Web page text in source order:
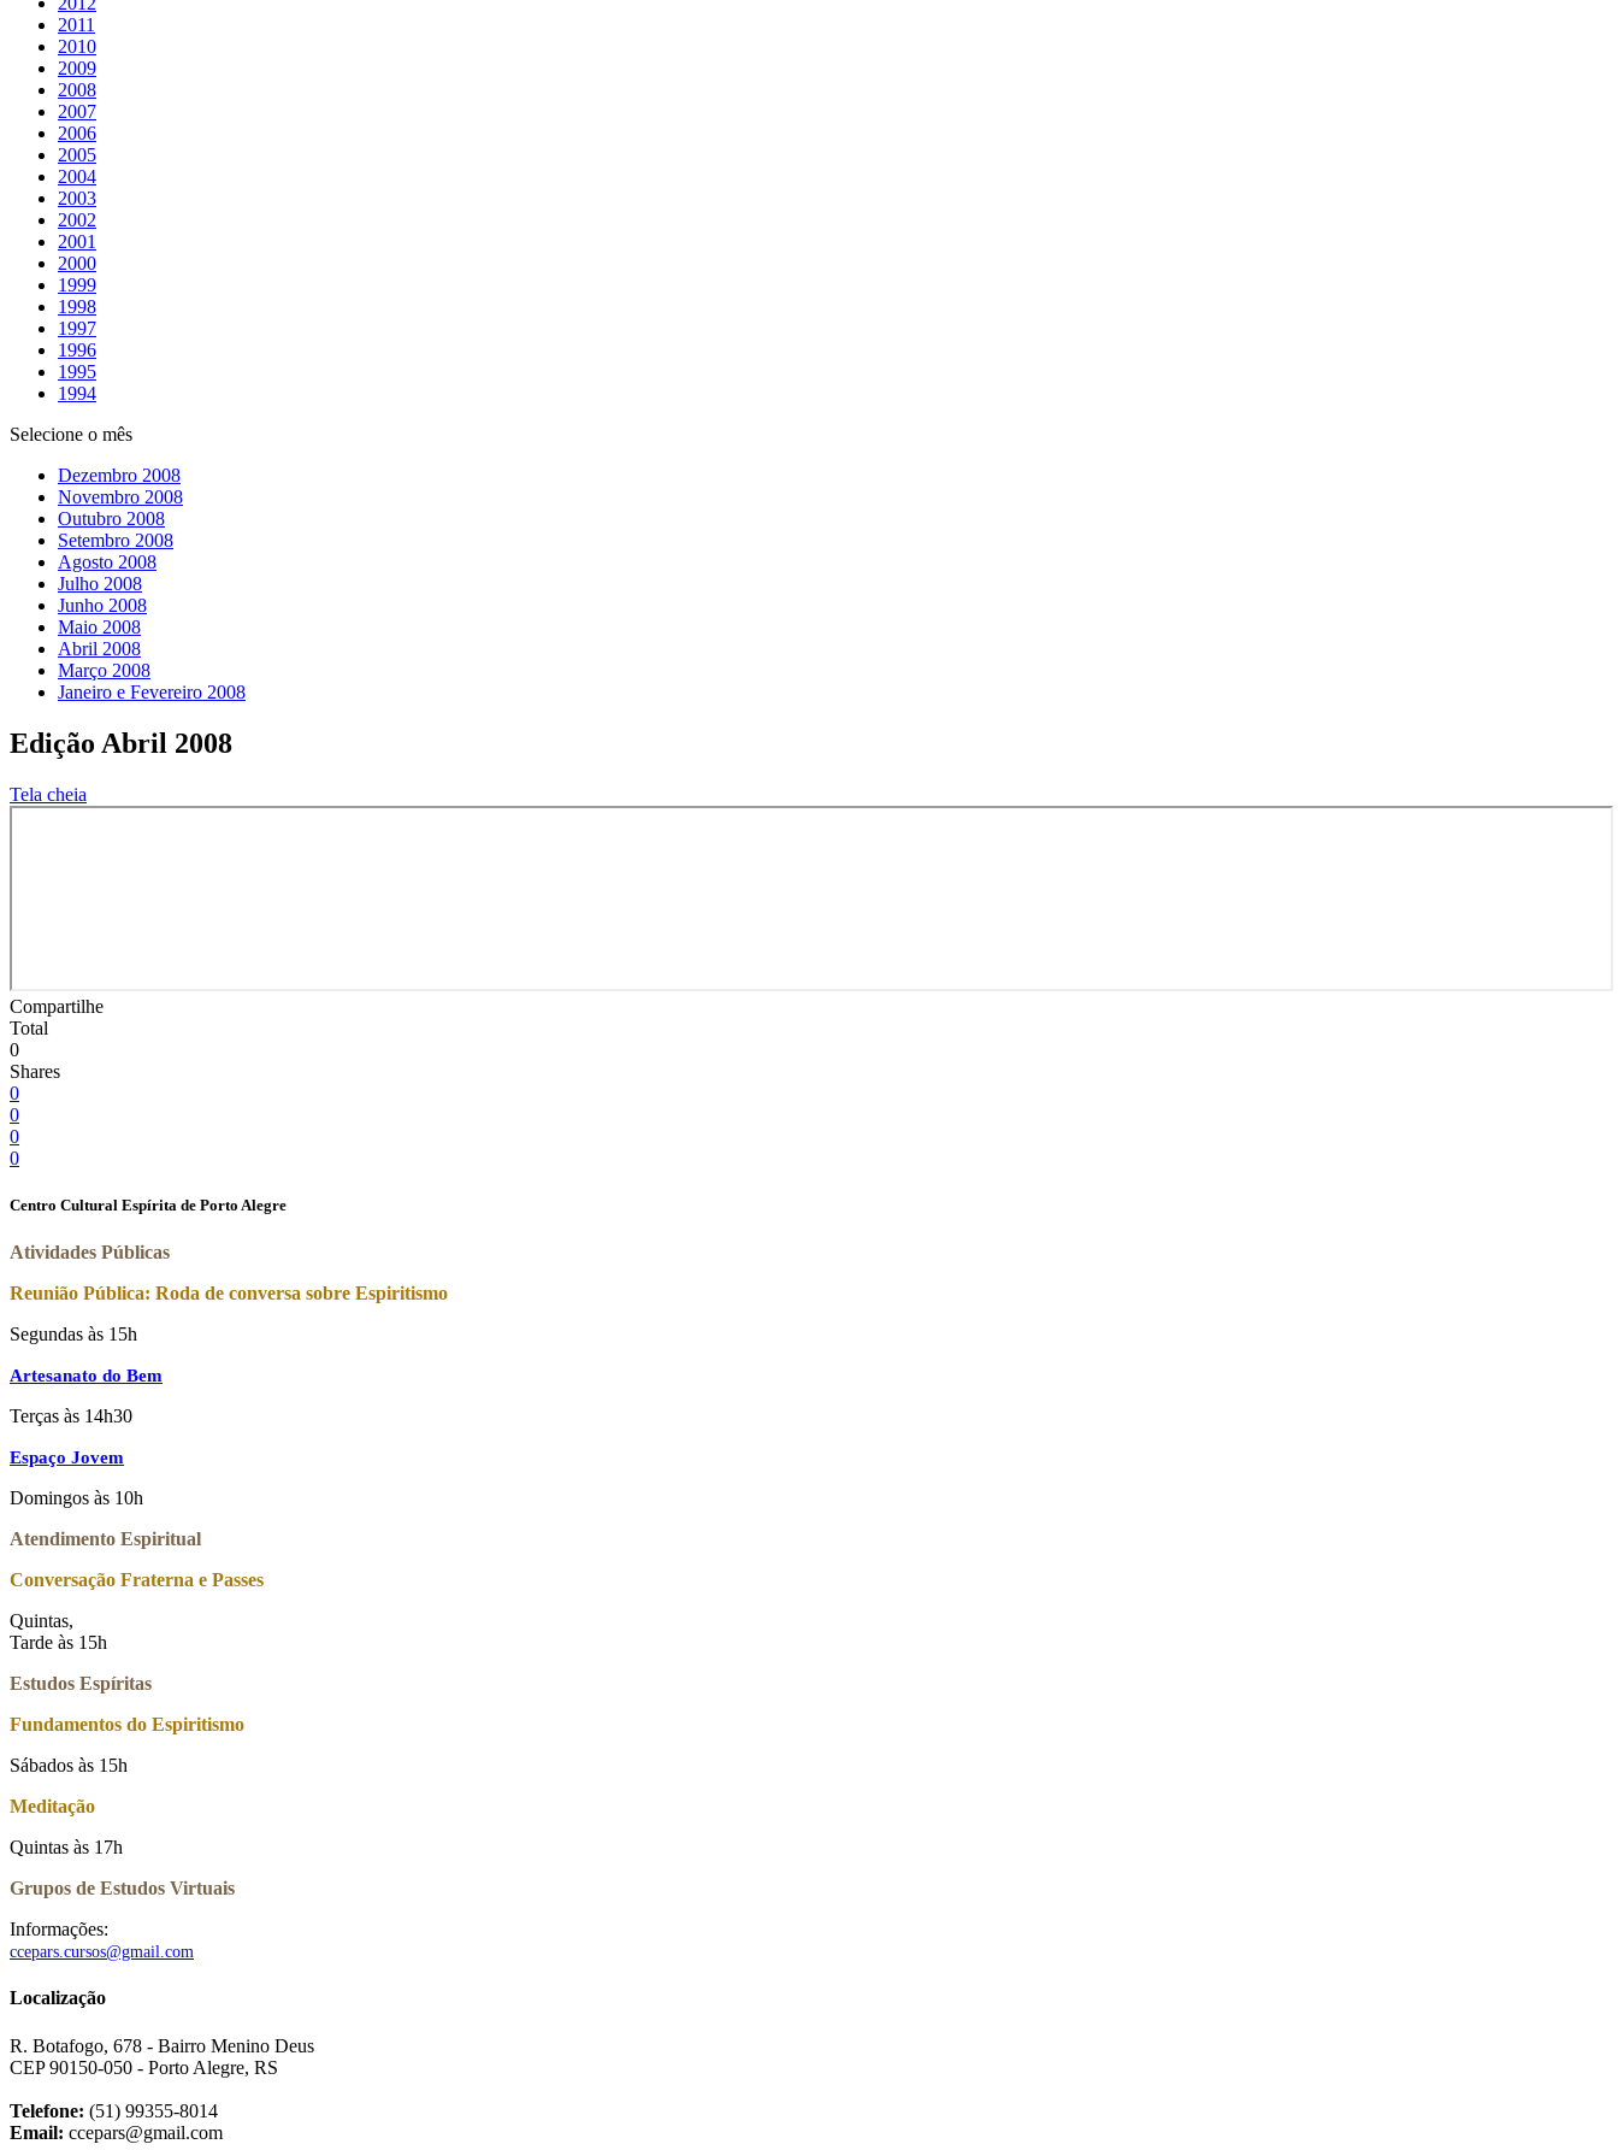
2011
2010
2009
2008
2007
2006
2005
2004
2003
2002
2001
2000
1999
1998
1997
1996
1995
1994
Selecione o mês
Dezembro 2008
Novembro 2008
Outubro 2008
Setembro 2008
Agosto 2008
Julho 2008
Junho 2008
Maio 2008
Abril 2008
Março 2008
Janeiro e Fevereiro 2008
Edição Abril 2008
Tela cheia
Compartilhe
Total
0
Shares
0
0
0
0
Centro Cultural Espírita de Porto Alegre
Atividades Públicas
Reunião Pública: Roda de conversa sobre Espiritismo
Segundas às 15h
Artesanato do Bem
Terças às 14h30
Espaço Jovem
Domingos às 10h
Atendimento Espiritual
Conversação Fraterna e Passes
Quintas,
Tarde às 15h
Estudos Espíritas
Fundamentos do Espiritismo
Sábados às 15h
Meditação
Quintas às 17h
Grupos de Estudos Virtuais
Informações:
ccepars.cursos@gmail.com
Localização
R. Botafogo, 678 - Bairro Menino Deus
CEP 90150-050 - Porto Alegre, RS
Telefone: (51) 99355-8014
Email: ccepars@gmail.com